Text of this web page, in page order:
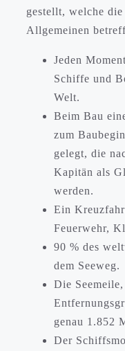
gestellt, welche
Allgemeinen
Jeden
Schiffe und
Welt.
Beim Bau
zum
gelegt, die
Kapitän als
werden.
Ein
Feuerwehr,
90 % des
dem Seeweg.
Die
genau 1.852
Der